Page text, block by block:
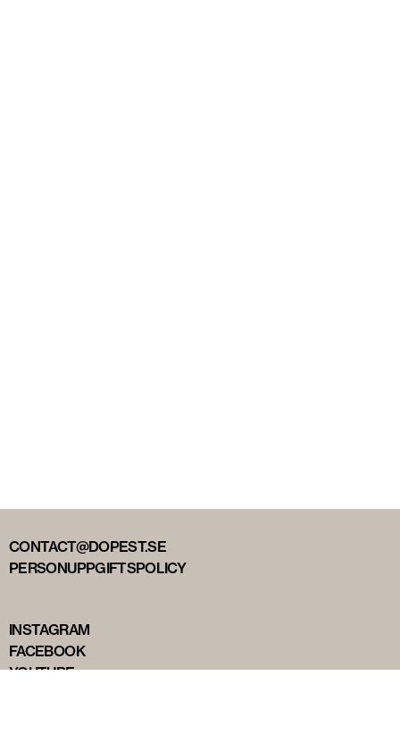
CONTACT@DOPEST.SE
PERSONUPPGIFTSPOLICY
INSTAGRAM
FACEBOOK
YOUTUBE